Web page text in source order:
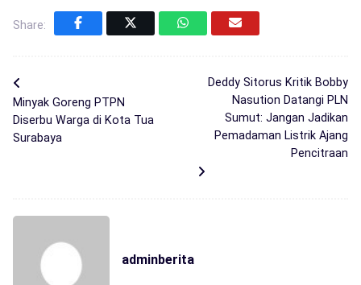
Share:
Minyak Goreng PTPN
Diserbu Warga di Kota Tua
Surabaya
Deddy Sitorus Kritik Bobby
Nasution Datangi PLN
Sumut: Jangan Jadikan
Pemadaman Listrik Ajang
Pencitraan
adminberita